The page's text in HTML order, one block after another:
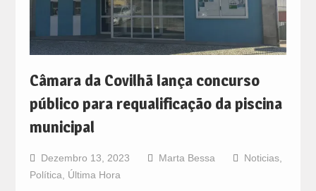
Câmara da Covilhã lança concurso
público para requalificação da piscina
municipal
Dezembro 13, 2023 Marta Bessa Noticias,
Política
Última Hora